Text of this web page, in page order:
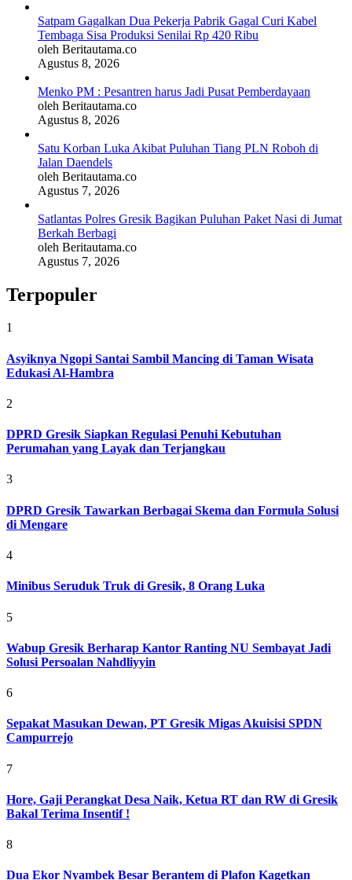
Satpam Gagalkan Dua Pekerja Pabrik Gagal Curi Kabel
Tembaga Sisa Produksi Senilai Rp 420 Ribu
oleh Beritautama.co
Agustus 8, 2026
Menko PM : Pesantren harus Jadi Pusat Pemberdayaan
oleh Beritautama.co
Agustus 8, 2026
Satu Korban Luka Akibat Puluhan Tiang PLN Roboh di
Jalan Daendels
oleh Beritautama.co
Agustus 7, 2026
Satlantas Polres Gresik Bagikan Puluhan Paket Nasi di Jumat
Berkah Berbagi
oleh Beritautama.co
Agustus 7, 2026
Terpopuler
1
Asyiknya Ngopi Santai Sambil Mancing di Taman Wisata
Edukasi Al-Hambra
2
DPRD Gresik Siapkan Regulasi Penuhi Kebutuhan
Perumahan yang Layak dan Terjangkau
3
DPRD Gresik Tawarkan Berbagai Skema dan Formula Solusi
di Mengare
4
Minibus Seruduk Truk di Gresik, 8 Orang Luka
5
Wabup Gresik Berharap Kantor Ranting NU Sembayat Jadi
Solusi Persoalan Nahdliyyin
6
Sepakat Masukan Dewan, PT Gresik Migas Akuisisi SPDN
Campurrejo
7
Hore, Gaji Perangkat Desa Naik, Ketua RT dan RW di Gresik
Bakal Terima Insentif !
8
Dua Ekor Nyambek Besar Berantem di Plafon Kagetkan